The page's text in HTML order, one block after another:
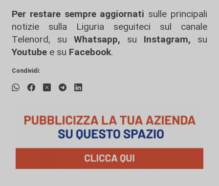
Per restare sempre aggiornati sulle principali
notizie sulla Liguria seguiteci sul canale
Telenord, su
Whatsapp, su Instagram, su
Youtube e su Facebook.
Condividi: